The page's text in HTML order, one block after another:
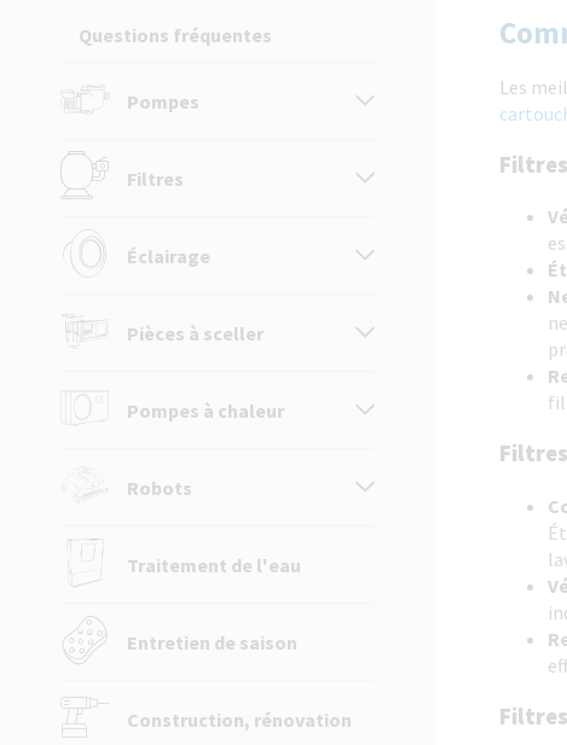
Questions fréquentes
Pompes
Filtres
Éclairage
Pièces à sceller
Pompes à chaleur
Robots
Traitement de l'eau
Entretien de saison
Construction, rénovation
Les